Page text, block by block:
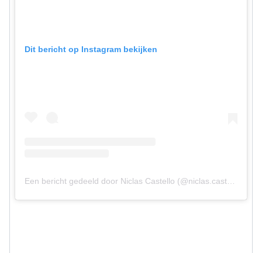
Dit bericht op Instagram bekijken
Een bericht gedeeld door Niclas Castello (@niclas.castello)